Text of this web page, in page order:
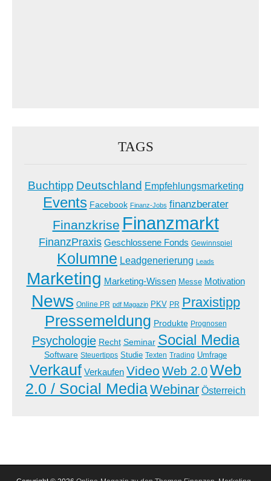
TAGS
Buchtipp Deutschland Empfehlungsmarketing
Events Facebook Finanz-Jobs finanzberater
Finanzkrise Finanzmarkt
FinanzPraxis Geschlossene Fonds Gewinnspiel
Kolumne Leadgenerierung Leads
Marketing Marketing-Wissen Messe Motivation
News Online PR pdf Magazin PKV PR Praxistipp
Pressemeldung Produkte Prognosen
Psychologie Recht Seminar Social Media
Software Steuertipps Studie Texten Trading Umfrage
Verkauf Verkaufen Video Web 2.0Web
2.0 / Social MediaWebinar Österreich